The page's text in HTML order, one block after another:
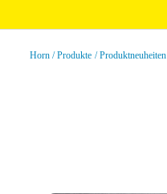
Horn Produkte Produktneuheiten